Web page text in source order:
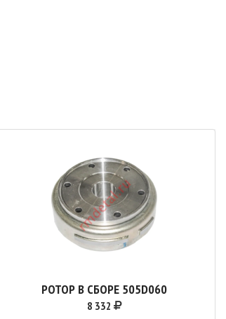
РОТОР В СБОРЕ 505D060
8 332